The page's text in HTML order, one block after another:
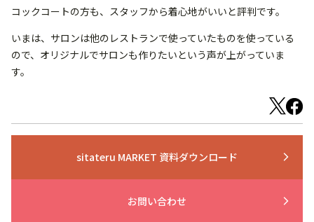
コックコートの方も、スタッフから着心地がいいと評判です。
いまは、サロンは他のレストランで使っていたものを使っている
ので、オリジナルでサロンも作りたいという声が上がっていま
す。
sitateru MARKET 資料ダウンロード arrow_forward_ios
お問い合わせ arrow_forward_ios